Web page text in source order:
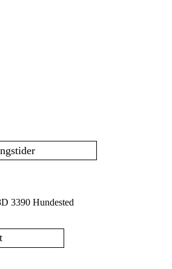
3390 Hundested